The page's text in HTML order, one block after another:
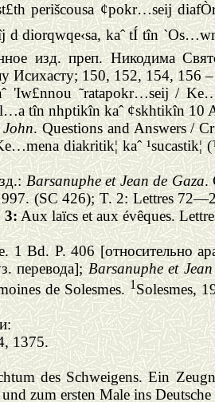
perišcousa ¢pokr…seij
diorqwqe‹sa, kaˆ tÍ tîn
изд. преп. Никодима
Исихасту; 150, 152, 154,
'Iw£nnou ˜ratapokr…seij/
tîn nhptikîn kaˆ ¢skhtikîn10
. Questions and Answers /
diakritik¦ kaˆ ¹sucastik¦
.:Barsanuphe et Jean de Gaza.
(SC 426); T. 2: Lettres
3:Aux laїcs et aux évêques.
1 Bd. P. 406 [относительно
перевода];Barsanuphe et
de Solesmes.1 Solesmes,
1375.
des Schweigens. Ein
zum ersten Male ins